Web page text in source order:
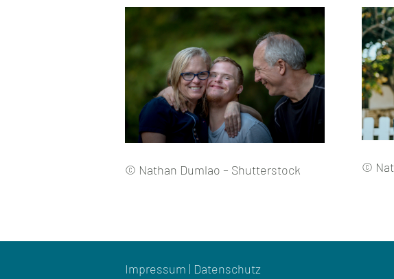
© Nathan Dumlao – Shutterstock ©
Impressum | Datenschutz